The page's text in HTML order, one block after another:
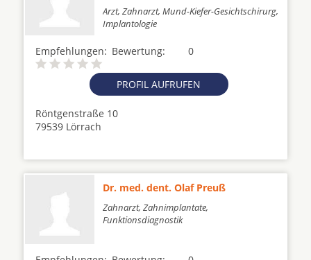
Arzt, Zahnarzt, Mund-Kiefer-Gesichtschirurg,
Implantologie
Empfehlungen: 0
Bewertung:
PROFIL AUFRUFEN
Röntgenstraße 10
79539 Lörrach
Dr. med. dent. Olaf Preuß
Zahnarzt, Zahnimplantate,
Funktionsdiagnostik